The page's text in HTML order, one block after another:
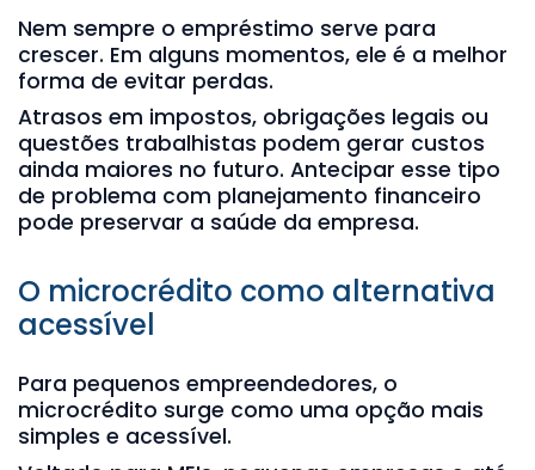
Nem sempre o empréstimo serve para
crescer. Em alguns momentos, ele é a melhor
forma de evitar perdas.
Atrasos em impostos, obrigações legais ou
questões trabalhistas podem gerar custos
ainda maiores no futuro. Antecipar esse tipo
de problema com planejamento financeiro
pode preservar a saúde da empresa.
O microcrédito como alternativa
acessível
Para pequenos empreendedores, o
microcrédito surge como uma opção mais
simples e acessível.